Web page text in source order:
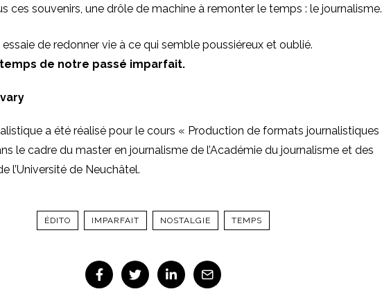
ces souvenirs, une drôle de machine à remonter le temps : le journalisme.
de redonner vie à ce qui semble poussiéreux et oublié.
de notre passé imparfait.
a été réalisé pour le cours « Production de formats journalistiques
le cadre du master en journalisme de l’Académie du journalisme et des
l’Université de Neuchâtel.
ÉDITO IMPARFAIT NOSTALGIE TEMPS